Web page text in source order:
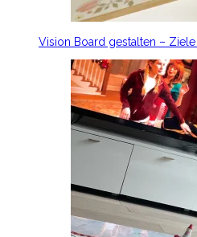
Vision Board gestalten –